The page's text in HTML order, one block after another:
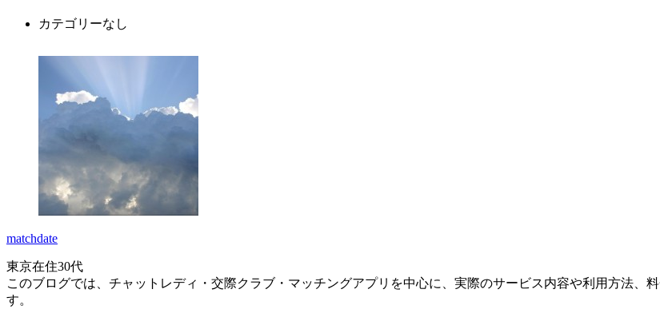
カテゴリーなし
matchdate
東京在住30代
このブログでは、チャットレディ・交際クラブ・マッチングアプリを中心に、実際のサービス内容や利用方法、
す。